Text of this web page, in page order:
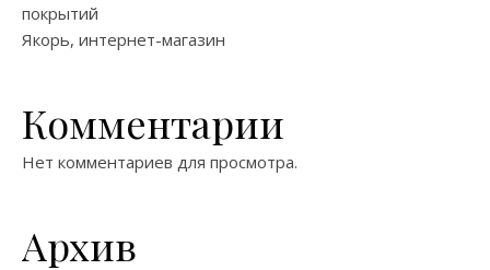
покрытий
Якорь, интернет-магазин
Комментарии
Нет комментариев для просмотра.
Архив